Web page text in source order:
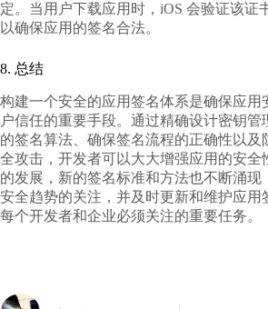
定。当用户下载应用时，iOS 会验证该证
以确保应用的签名合法。
8. 总结
构建一个安全的应用签名体系是确保应用
户信任的重要手段。通过精确设计密钥管
的签名算法、确保签名流程的正确性以及
全攻击，开发者可以大大增强应用的安全
的发展，新的签名标准和方法也不断涌现
安全趋势的关注，并及时更新和维护应用
每个开发者和企业必须关注的重要任务。